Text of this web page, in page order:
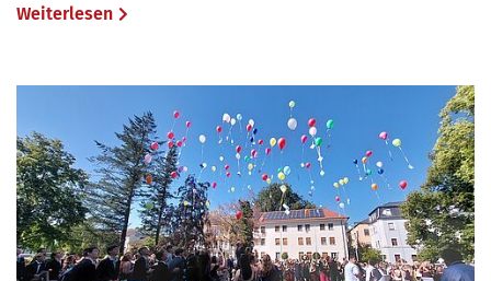
Weiterlesen